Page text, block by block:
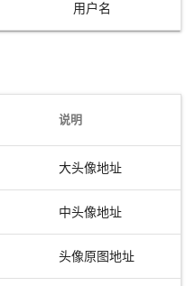
用户名
说明
大头像地址
中头像地址
头像原图地址